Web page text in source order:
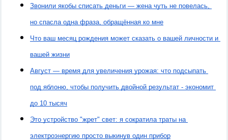
Звонили якобы списать деньги — жена чуть не повелась,
но спасла одна фраза, обращённая ко мне
Что ваш месяц рождения может сказать о вашей личности и
вашей жизни
Август — время для увеличения урожая: что подсыпать
под яблоню, чтобы получить двойной результат - экономит
до 10 тысяч
Это устройство "жрет" свет: я сократила траты на
электроэнергию просто выкинув один прибор